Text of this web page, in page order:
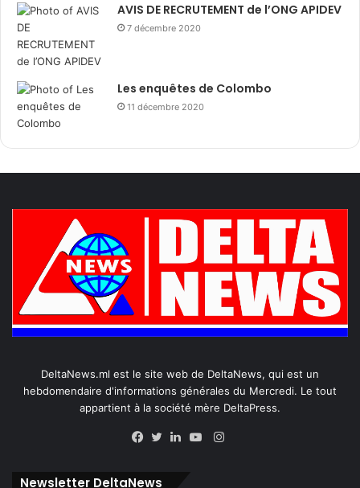
AVIS DE RECRUTEMENT de l’ONG APIDEV
7 décembre 2020
Les enquêtes de Colombo
11 décembre 2020
DeltaNews.ml est le site web de DeltaNews, qui est un
hebdomendaire d'informations générales du Mercredi. Le tout
appartient à la société mère DeltaPress.
Instagram
Newsletter DeltaNews